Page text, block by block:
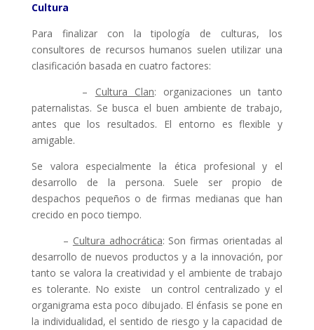
Cultura
Para finalizar con la tipología de culturas, los
consultores de recursos humanos suelen utilizar una
clasificación basada en cuatro factores:
– Cultura Clan: organizaciones un tanto
paternalistas. Se busca el buen ambiente de trabajo,
antes que los resultados. El entorno es flexible y
amigable.
Se valora especialmente la ética profesional y el
desarrollo de la persona. Suele ser propio de
despachos pequeños o de firmas medianas que han
crecido en poco tiempo.
– Cultura adhocrática: Son firmas orientadas al
desarrollo de nuevos productos y a la innovación, por
tanto se valora la creatividad y el ambiente de trabajo
es tolerante. No existe un control centralizado y el
organigrama esta poco dibujado. El énfasis se pone en
la individualidad, el sentido de riesgo y la capacidad de